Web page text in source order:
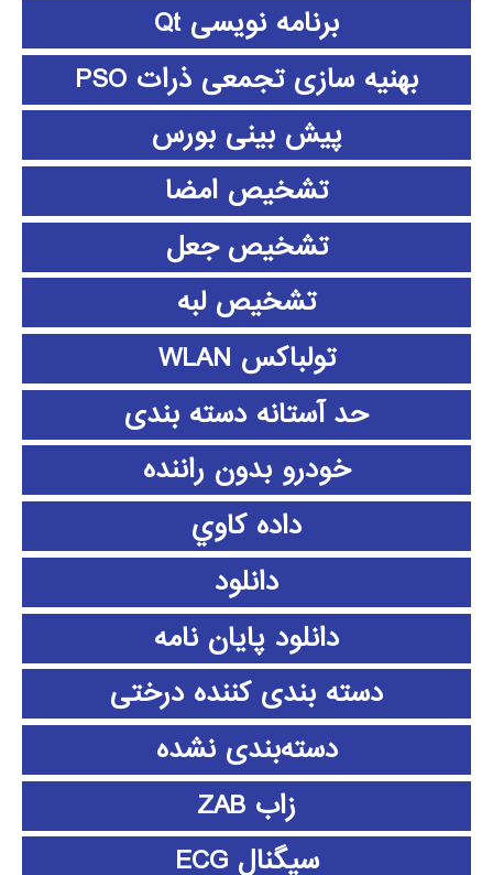
برنامه نویسی Qt
بهنیه سازی تجمعی ذرات PSO
پیش بینی بورس
تشخیص امضا
تشخیص جعل
تشخیص لبه
تولباکس WLAN
حد آستانه دسته بندی
خودرو بدون راننده
داده كاوي
دانلود
دانلود پايان نامه
دسته بندی کننده درختی
دسته‌بندی نشده
زاب ZAB
سیگنال ECG